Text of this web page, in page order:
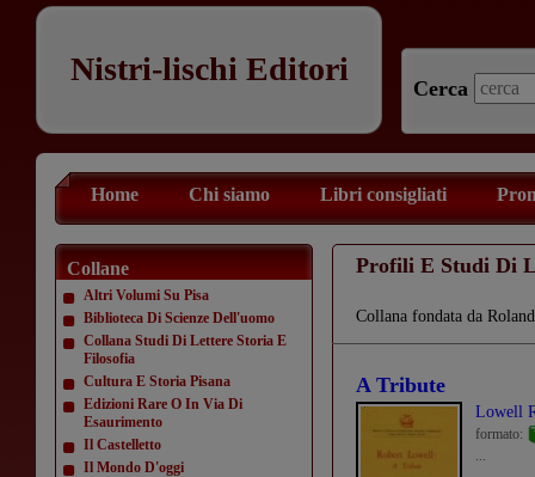
Nistri-lischi Editori
Cerca
Home Chi siamo Libri consigliati
Collane
Altri Volumi Su Pisa
Biblioteca Di Scienze Dell'uomo
Collana Studi Di Lettere Storia E
Filosofia
Cultura E Storia Pisana
Edizioni Rare O In Via Di
Esaurimento
Il Castelletto
Il Mondo D'oggi
Profili E Studi Di
Collana fondata da
A Tribute
Lowell
formato:
...